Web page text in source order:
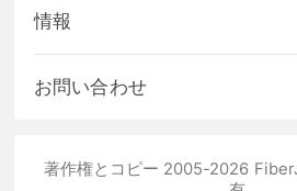
情報
お問い合わせ
著作権とコピー 2005-2026